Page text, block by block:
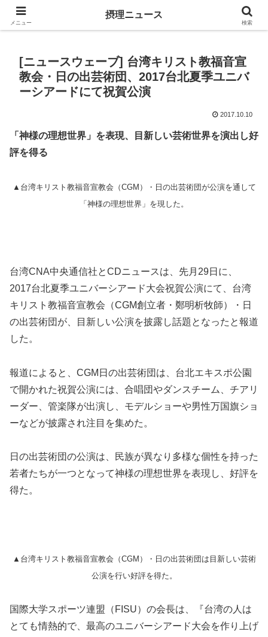
キリスト教福音宣教会に関連する報道記事
[ニュースウェーブ] 台湾キリスト教福音宣
教会・日の出芸術団、2017台北夏季ユニバ
ーシアードにて祝賀公演
2017.10.10
「神様の理想世界」を表現、目新しい芸術世界を演出し好
評を得る
▲台湾キリスト教福音宣教会（CGM）・日の出芸術団が公演を通して
「神様の理想世界」を現した。
台湾CNA中央通信社とCDニュースは、先月29日に、
2017台北夏季ユニバーシアード大会祝賀公演にて、台湾
キリスト教福音宣教会（CGM創立者・鄭明析牧師）・日
の出芸術団が、目新しい公演を披露し話題となったと報道
した。
報道によると、CGM日の出芸術団は、台北エキスポ公園
で開かれた祝賀公演には、合唱団やダンスチーム、チアリ
ーダー、管楽隊が出演し、モデルショーや男性万国旗ショ
ーなどが披露され注目を集めた。
日の出芸術団の公演は、民族が異なり多様な個性を持った
若者たちが一つとなって神様の理想世界を表現し、好評を
得た。
▲台湾キリスト教福音宣教会（CGM）・日の出芸術団は目新しい芸術
公演を行い好評を得た。
国際大学スポーツ連盟（FISU）の会長は、『台湾の人は
とても情熱的で、最高のユニバーシアード大会を作り上げ
メニュー
摂理ニュース
検索